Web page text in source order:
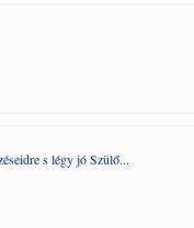
s légy jó Szülő...